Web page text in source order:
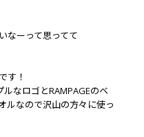
なーって思ってて
す！
なロゴとRAMPAGEのベ
ルなので沢山の方々に使っ